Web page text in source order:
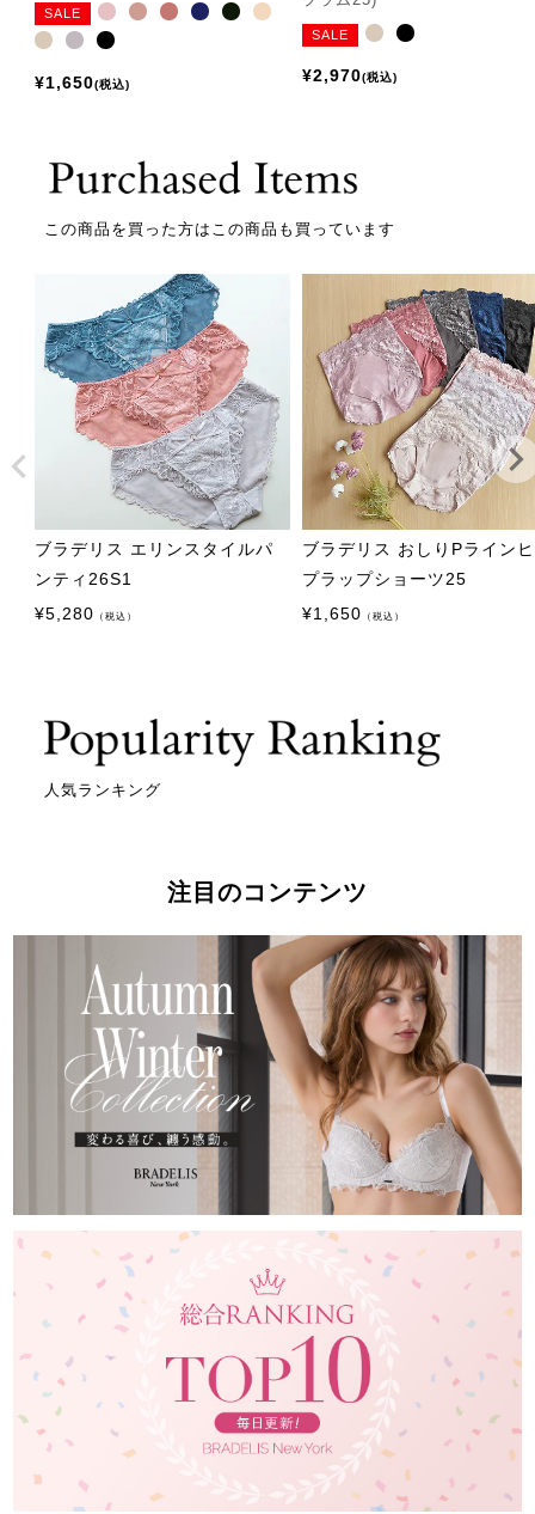
SALE
¥1,650 税込
SALE
¥2,970 税込
この商品を買った方はこの商品も買っています
ブラデリス エリンスタイルパ
ンティ26S1
¥5,280 （税込）
ブラデリス おしりPライン
プラップショーツ25
¥1,650 （税込）
人気ランキング
注目のコンテンツ